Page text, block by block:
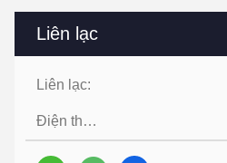
Liên lạc
Liên lạc:
Điện thoại: